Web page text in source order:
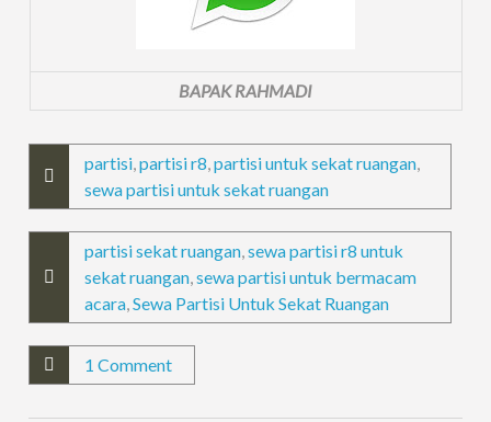
BAPAK RAHMADI
partisi,partisi r8,partisi untuk sekat ruangan,
sewa partisi untuk sekat ruangan
partisi sekat ruangan,sewa partisi r8 untuk
sekat ruangan,sewa partisi untuk bermacam
acara,Sewa Partisi Untuk Sekat Ruangan
1 Comment